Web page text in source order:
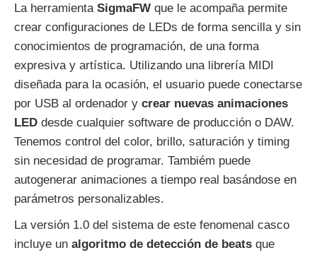
La herramienta SigmaFW que le acompaña permite
crear configuraciones de LEDs de forma sencilla y sin
conocimientos de programación, de una forma
expresiva y artística. Utilizando una librería MIDI
diseñada para la ocasión, el usuario puede conectarse
por USB al ordenador y crear nuevas animaciones
LED desde cualquier software de producción o DAW.
Tenemos control del color, brillo, saturación y timing
sin necesidad de programar. Tambiém puede
autogenerar animaciones a tiempo real basándose en
parámetros personalizables.
La versión 1.0 del sistema de este fenomenal casco
incluye un algoritmo de detección de beats que